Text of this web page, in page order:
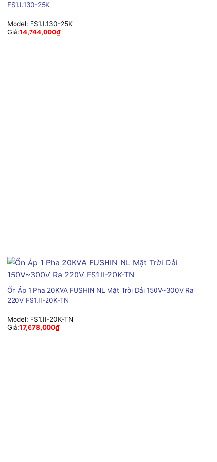
FS1.I.130-25K
Model: FS1.I.130-25K
Giá:14,744,000₫
Ổn Áp 1 Pha 20KVA FUSHIN NL Mặt Trời Dải 150V~300V Ra
220V FS1.II-20K-TN
Model: FS1.II-20K-TN
Giá:17,678,000₫